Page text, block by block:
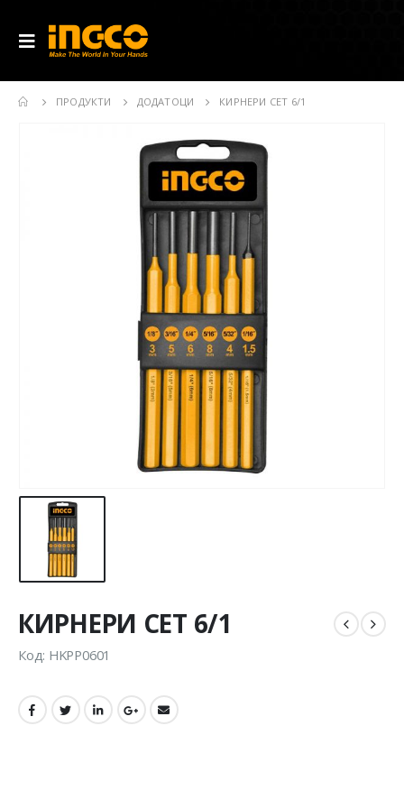
ПРОДУКТИ ДОДАТОЦИ КИРНЕРИ СЕТ 6/1
КИРНЕРИ СЕТ 6/1
Код: HKPP0601